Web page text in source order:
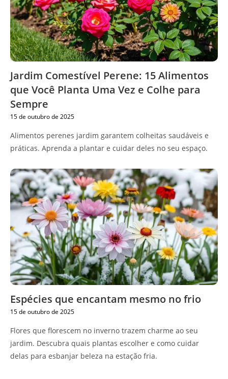
Jardim Comestível Perene: 15 Alimentos
que Você Planta Uma Vez e Colhe para
Sempre
15 de outubro de 2025
Alimentos perenes jardim garantem colheitas saudáveis e
práticas. Aprenda a plantar e cuidar deles no seu espaço.
Espécies que encantam mesmo no frio
15 de outubro de 2025
Flores que florescem no inverno trazem charme ao seu
jardim. Descubra quais plantas escolher e como cuidar
delas para esbanjar beleza na estação fria.